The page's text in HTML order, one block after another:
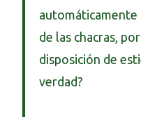
de las chacras,
disposición de
verdad?